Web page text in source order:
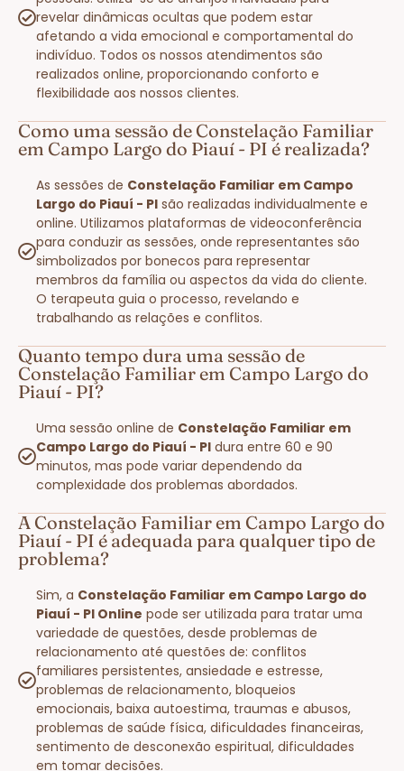
revelar dinâmicas ocultas que podem estar
afetando a vida emocional e comportamental do
indivíduo. Todos os nossos atendimentos são
realizados online, proporcionando conforto e
flexibilidade aos nossos clientes.
Como uma sessão de Constelação Familiar
em Campo Largo do Piauí - PI é realizada?
As sessões de Constelação Familiar em Campo
Largo do Piauí - PI são realizadas individualmente e
online. Utilizamos plataformas de videoconferência
para conduzir as sessões, onde representantes são
simbolizados por bonecos para representar
membros da família ou aspectos da vida do cliente.
O terapeuta guia o processo, revelando e
trabalhando as relações e conflitos.
Quanto tempo dura uma sessão de
Constelação Familiar em Campo Largo do
Piauí - PI?
Uma sessão online de Constelação Familiar em
Campo Largo do Piauí - PI dura entre 60 e 90
minutos, mas pode variar dependendo da
complexidade dos problemas abordados.
A Constelação Familiar em Campo Largo do
Piauí - PI é adequada para qualquer tipo de
problema?
Sim, a Constelação Familiar em Campo Largo do
Piauí - PI Online pode ser utilizada para tratar uma
variedade de questões, desde problemas de
relacionamento até questões de: conflitos
familiares persistentes, ansiedade e estresse,
problemas de relacionamento, bloqueios
emocionais, baixa autoestima, traumas e abusos,
problemas de saúde física, dificuldades financeiras,
sentimento de desconexão espiritual, dificuldades
em tomar decisões.